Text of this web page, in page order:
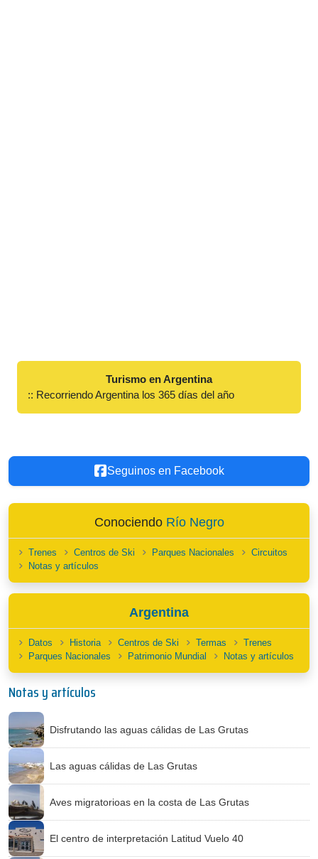
Turismo en Argentina
:: Recorriendo Argentina los 365 días del año
Seguinos en Facebook
Conociendo Río Negro
Trenes Centros de Ski Parques Nacionales
Circuitos
Notas y artículos
Argentina
Datos Historia Centros de Ski Termas
Trenes
Parques Nacionales
Patrimonio Mundial Notas y artículos
Notas y artículos
Disfrutando las aguas cálidas de Las Grutas
Las aguas cálidas de Las Grutas
Aves migratorioas en la costa de Las Grutas
El centro de interpretación Latitud Vuelo 40